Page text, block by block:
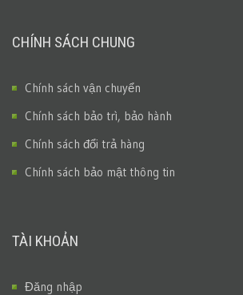
CHÍNH SÁCH CHUNG
Chính sách vận chuyển
Chính sách bảo trì, bảo hành
Chính sách đổi trả hàng
Chính sách bảo mật thông tin
TÀI KHOẢN
Đăng nhập